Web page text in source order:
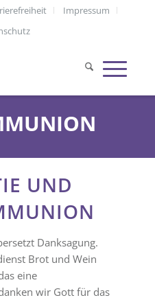
Impressum
UND
Danksagung.
Brot und Wein
eine
wir Gott für das